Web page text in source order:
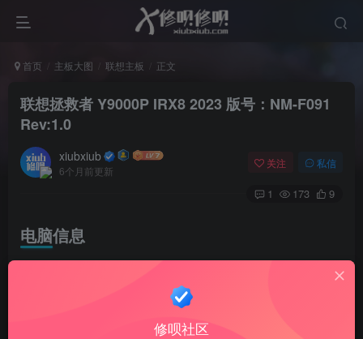
首页 主板大图 联想主板 正文
联想拯救者 Y9000P IRX8 2023 版号：NM-F091
Rev:1.0
xiubxiub
6个月前更新
关注 私信
1 173 9
电脑信息
CPU型号 第十三代智能英特尔酷睿I9-13900HX
修呗社区